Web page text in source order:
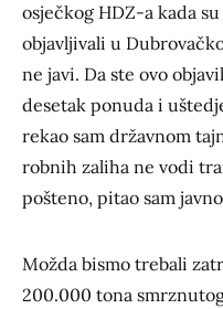
osječkog HDZ-a kada
objavljivali u
ne javi. Da ste ovo
desetak ponuda i
rekao sam državnom
robnih zaliha ne vodi
pošteno, pitao sam
Možda bismo trebali
200.000 tona